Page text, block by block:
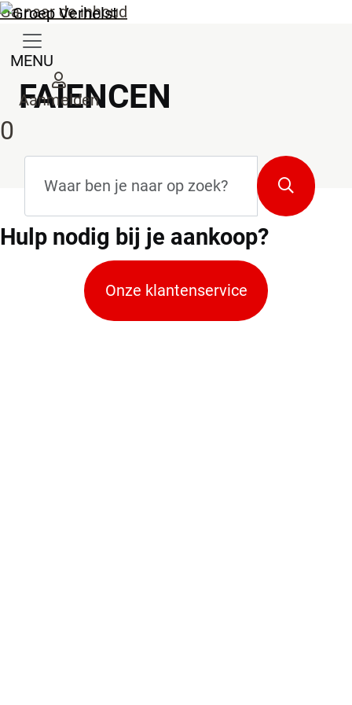
Ga naar de inhoud
MENU
Aanmelden
0
Zoeken
FAIENCEN
Hulp nodig bij je aankoop?
Onze klantenservice